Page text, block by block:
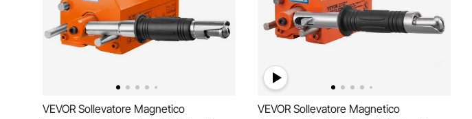
VEVOR Sollevatore Magnetico
VEVOR Sollevatore Magnetico